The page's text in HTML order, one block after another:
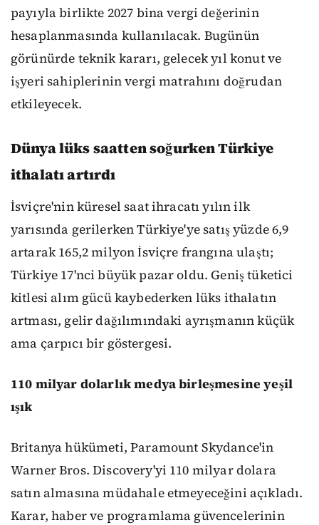
payıyla birlikte 2027 bina vergi değerinin
hesaplanmasında kullanılacak. Bugünün
görünürde teknik kararı, gelecek yıl konut ve
işyeri sahiplerinin vergi matrahını doğrudan
etkileyecek.
Dünya lüks saatten soğurken Türkiye
ithalatı artırdı
İsviçre'nin küresel saat ihracatı yılın ilk
yarısında gerilerken Türkiye'ye satış yüzde 6,9
artarak 165,2 milyon İsviçre frangına ulaştı;
Türkiye 17'nci büyük pazar oldu. Geniş tüketici
kitlesi alım gücü kaybederken lüks ithalatın
artması, gelir dağılımındaki ayrışmanın küçük
ama çarpıcı bir göstergesi.
110 milyar dolarlık medya birleşmesine yeşil
ışık
Britanya hükümeti, Paramount Skydance'in
Warner Bros. Discovery'yi 110 milyar dolara
satın almasına müdahale etmeyeceğini açıkladı.
Karar, haber ve programlama güvencelerinin